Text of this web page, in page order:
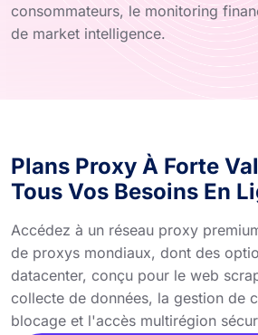
consommateurs, le monitoring
de market intelligence.
Plans Proxy À Forte
Tous Vos Besoins En
Accédez à un réseau proxy
de proxys mondiaux, dont des
datacenter, conçu pour le web
collecte de données, la gestion de
blocage et l'accès multirégion